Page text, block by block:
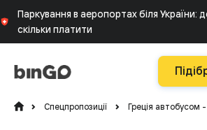
Паркування в аеропортах біля України:
скільки платити
Спецпропозиції Греція автобусом -